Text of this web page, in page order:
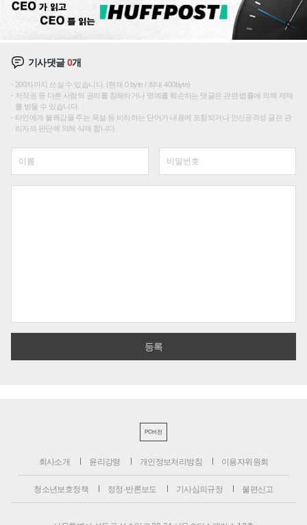
기사댓글0개
200자까지 쓰실 수 있습니다. (현재 0 byte / 최대 400byte)
저작권 등 다른 사람의 권리를 침해하거나 명예를 훼손하는 댓글은 관련 법률에 의해 제재
를 받을 수 있습니다.
타인에게 불쾌감을 주는 욕설 등 비하하는 단어가 내용에 포함되거나 인신공격성 글은 관
리자의 판단에 의해 삭제 합니다.
PC버전
회사소개 윤리강령 개인정보처리방침 이용자위원회
청소년보호정책 정정·반론보도 기사심의규정 불편신고